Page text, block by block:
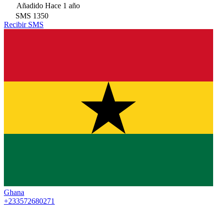
Añadido Hace 1 año
SMS 1350
Recibir SMS
Ghana
+233572680271